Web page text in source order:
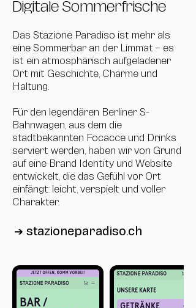
Digitale Sommerfrische
Das Stazione Paradiso ist mehr als
eine Sommerbar an der Limmat – es
ist ein atmosphärisch aufgeladener
Ort mit Geschichte, Charme und
Haltung.
Für den legendären Berliner S-
Bahnwagen, aus dem die
stadtbekannten Focacce und Drinks
serviert werden, haben wir von Grund
auf eine Brand Identity und Website
entwickelt, die das Gefühl vor Ort
einfängt: leicht, verspielt und voller
Charakter.
➔ stazioneparadiso.ch